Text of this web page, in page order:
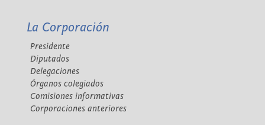
La Corporación
Presidente
Diputados
Delegaciones
Órganos colegiados
Comisiones informativas
Corporaciones anteriores